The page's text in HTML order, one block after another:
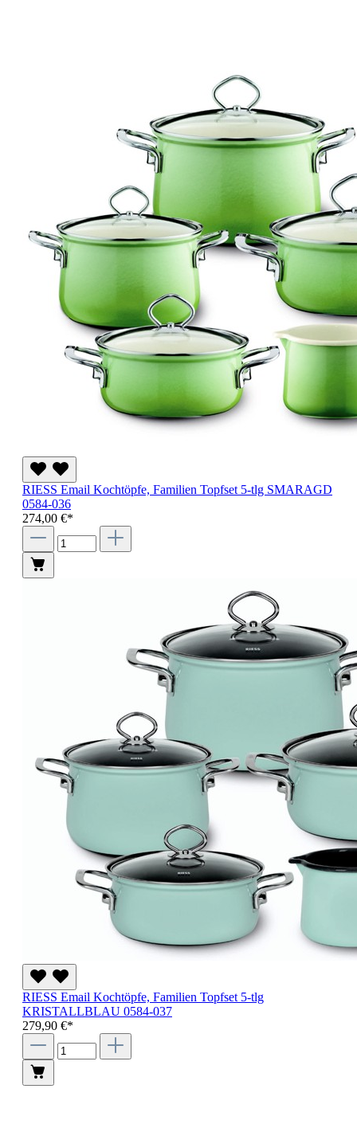
RIESS Email Kochtöpfe, Familien Topfset 5-tlg SMARAGD
0584-036
274,00 €*
RIESS Email Kochtöpfe, Familien Topfset 5-tlg
KRISTALLBLAU 0584-037
279,90 €*